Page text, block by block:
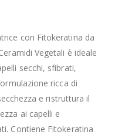
con Fitokeratina da
Vegetali è ideale
secchi, sfibrati,
ricca di
e ristruttura il
ai capelli e
Contiene Fitokeratina